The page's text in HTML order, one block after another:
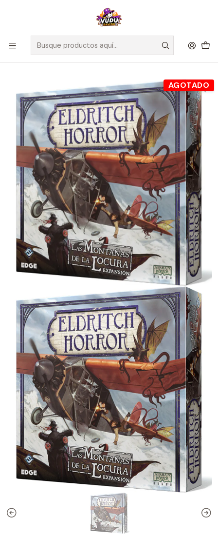
🚀 ¡Despachamos a todo Chile! Envío GRATIS a Regiones sobre
$100.000 y a RM sobre $35.000
Inicio Juegos de Mesa Editorial Fantasy Flight
Eldritch Horror: Las Montañas de la Locura - Expansión -
Español
AGOTADO